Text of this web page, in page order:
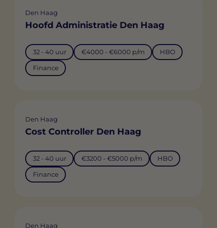
Den Haag
Hoofd Administratie Den Haag
32 - 40 uur €4000 - €6000 p/m HBO
Finance
Den Haag
Cost Controller Den Haag
32 - 40 uur €3200 - €5000 p/m HBO
Finance
Den Haag